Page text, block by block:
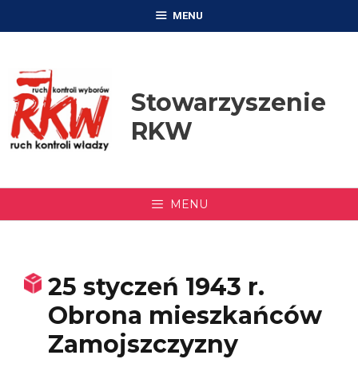
MENU
Stowarzyszenie
RKW
MENU
25 styczeń 1943 r.
Obrona mieszkańców
Zamojszczyzny